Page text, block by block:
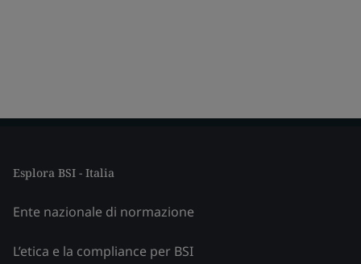
Esplora BSI - Italia
Ente nazionale di normazione
L’etica e la compliance per BSI